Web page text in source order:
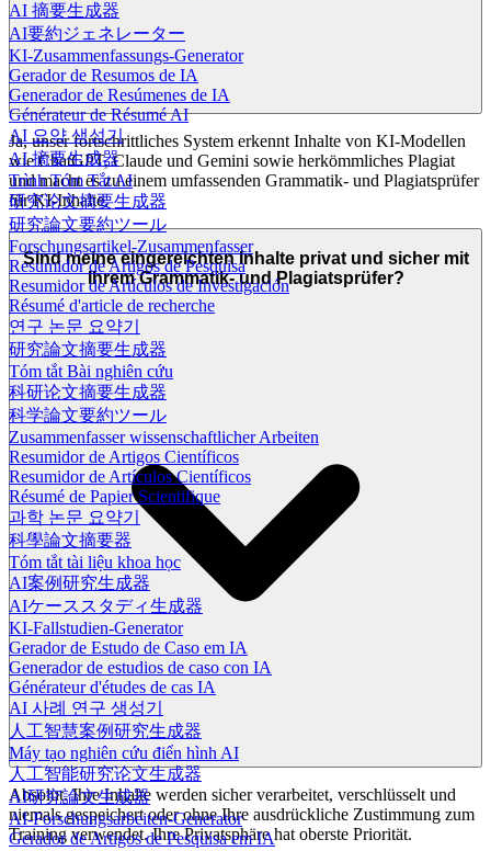
AI 摘要生成器
AI要約ジェネレーター
KI-Zusammenfassungs-Generator
Gerador de Resumos de IA
Generador de Resúmenes de IA
Générateur de Résumé AI
AI 요약 생성기
AI 摘要生成器
Trình Tóm Tắt AI
研究论文摘要生成器
研究論文要約ツール
Forschungsartikel-Zusammenfasser
Resumidor de Artigos de Pesquisa
Resumidor de Artículos de Investigación
Résumé d'article de recherche
연구 논문 요약기
研究論文摘要生成器
Tóm tắt Bài nghiên cứu
科研论文摘要生成器
科学論文要約ツール
Zusammenfasser wissenschaftlicher Arbeiten
Resumidor de Artigos Científicos
Resumidor de Artículos Científicos
Résumé de Papier Scientifique
과학 논문 요약기
科學論文摘要器
Tóm tắt tài liệu khoa học
AI案例研究生成器
AIケーススタディ生成器
KI-Fallstudien-Generator
Gerador de Estudo de Caso em IA
Generador de estudios de caso con IA
Générateur d'études de cas IA
AI 사례 연구 생성기
人工智慧案例研究生成器
Máy tạo nghiên cứu điển hình AI
人工智能研究论文生成器
AI研究論文生成器
AI-Forschungsarbeiten-Generator
Gerador de Artigos de Pesquisa em IA
Ja, unser fortschrittliches System erkennt Inhalte von KI-Modellen
wie ChatGPT, Claude und Gemini sowie herkömmliches Plagiat
und macht es zu einem umfassenden Grammatik- und Plagiatsprüfer
für KI-Inhalte.
Sind meine eingereichten Inhalte privat und sicher mit
Ihrem Grammatik- und Plagiatsprüfer?
Absolut. Ihre Inhalte werden sicher verarbeitet, verschlüsselt und
niemals gespeichert oder ohne Ihre ausdrückliche Zustimmung zum
Training verwendet. Ihre Privatsphäre hat oberste Priorität.